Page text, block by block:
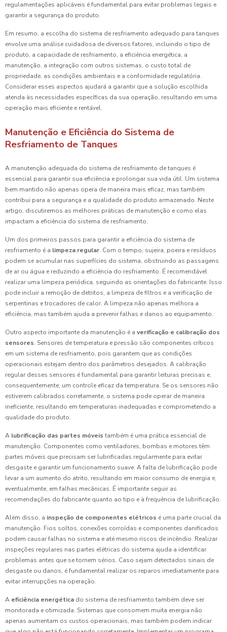
regulamentações aplicáveis é fundamental para evitar problemas legais e
garantir a segurança do produto.
Em resumo, a escolha do sistema de resfriamento adequado para tanques
envolve uma análise cuidadosa de diversos fatores, incluindo o tipo de
produto, a capacidade de resfriamento, a eficiência energética, a
manutenção, a integração com outros sistemas, o custo total de
propriedade, as condições ambientais e a conformidade regulatória.
Considerar esses aspectos ajudará a garantir que a solução escolhida
atenda às necessidades específicas da sua operação, resultando em uma
operação mais eficiente e rentável.
Manutenção e Eficiência do Sistema de
Resfriamento de Tanques
A manutenção adequada do sistema de resfriamento de tanques é
essencial para garantir sua eficiência e prolongar sua vida útil. Um sistema
bem mantido não apenas opera de maneira mais eficaz, mas também
contribui para a segurança e a qualidade do produto armazenado. Neste
artigo, discutiremos as melhores práticas de manutenção e como elas
impactam a eficiência do sistema de resfriamento.
Um dos primeiros passos para garantir a eficiência do sistema de
resfriamento é a limpeza regular. Com o tempo, sujeira, poeira e resíduos
podem se acumular nas superfícies do sistema, obstruindo as passagens
de ar ou água e reduzindo a eficiência do resfriamento. É recomendável
realizar uma limpeza periódica, seguindo as orientações do fabricante. Isso
pode incluir a remoção de detritos, a limpeza de filtros e a verificação de
serpentinas e trocadores de calor. A limpeza não apenas melhora a
eficiência, mas também ajuda a prevenir falhas e danos ao equipamento.
Outro aspecto importante da manutenção é a verificação e calibração dos
sensores. Sensores de temperatura e pressão são componentes críticos
em um sistema de resfriamento, pois garantem que as condições
operacionais estejam dentro dos parâmetros desejados. A calibração
regular desses sensores é fundamental para garantir leituras precisas e,
consequentemente, um controle eficaz da temperatura. Se os sensores não
estiverem calibrados corretamente, o sistema pode operar de maneira
ineficiente, resultando em temperaturas inadequadas e comprometendo a
qualidade do produto.
A lubrificação das partes móveis também é uma prática essencial de
manutenção. Componentes como ventiladores, bombas e motores têm
partes móveis que precisam ser lubrificadas regularmente para evitar
desgaste e garantir um funcionamento suave. A falta de lubrificação pode
levar a um aumento do atrito, resultando em maior consumo de energia e,
eventualmente, em falhas mecânicas. É importante seguir as
recomendações do fabricante quanto ao tipo e à frequência de lubrificação.
Além disso, a inspeção de componentes elétricos é uma parte crucial da
manutenção. Fios soltos, conexões corroídas e componentes danificados
podem causar falhas no sistema e até mesmo riscos de incêndio. Realizar
inspeções regulares nas partes elétricas do sistema ajuda a identificar
problemas antes que se tornem sérios. Caso sejam detectados sinais de
desgaste ou danos, é fundamental realizar os reparos imediatamente para
evitar interrupções na operação.
A eficiência energética do sistema de resfriamento também deve ser
monitorada e otimizada. Sistemas que consomem muita energia não
apenas aumentam os custos operacionais, mas também podem indicar